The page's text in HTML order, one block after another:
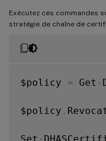
Exécutez ces commandes
stratégie de chaîne de
$policy = Get -
$policy .